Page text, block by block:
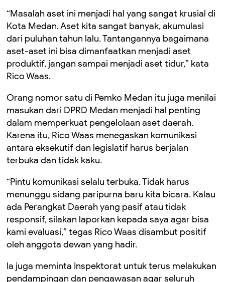
“Masalah aset ini menjadi hal yang sangat krusial di
Kota Medan. Aset kita sangat banyak, akumulasi
dari puluhan tahun lalu. Tantangannya bagaimana
aset-aset ini bisa dimanfaatkan menjadi aset
produktif, jangan sampai menjadi aset tidur,” kata
Rico Waas.
Orang nomor satu di Pemko Medan itu juga menilai
masukan dari DPRD Medan menjadi hal penting
dalam memperkuat pengelolaan aset daerah.
Karena itu, Rico Waas menegaskan komunikasi
antara eksekutif dan legislatif harus berjalan
terbuka dan tidak kaku.
“Pintu komunikasi selalu terbuka. Tidak harus
menunggu sidang paripurna baru kita bicara. Kalau
ada Perangkat Daerah yang pasif atau tidak
responsif, silakan laporkan kepada saya agar bisa
kami evaluasi,” tegas Rico Waas disambut positif
oleh anggota dewan yang hadir.
Ia juga meminta Inspektorat untuk terus melakukan
pendampingan dan pengawasan agar seluruh